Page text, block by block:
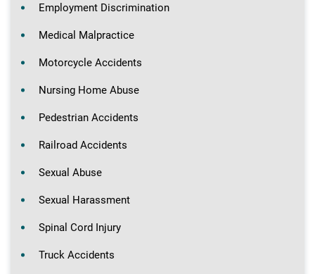
Employment Discrimination
Medical Malpractice
Motorcycle Accidents
Nursing Home Abuse
Pedestrian Accidents
Railroad Accidents
Sexual Abuse
Sexual Harassment
Spinal Cord Injury
Truck Accidents